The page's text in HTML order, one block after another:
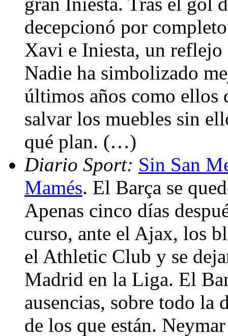
decepcionó por
Xavi e Iniesta, un reflejo
Nadie ha simbolizado
últimos años como ellos
salvar los muebles sin
qué plan. (…)
Diario Sport: Sin San
Mamés. El Barça se
Apenas cinco días
curso, ante el Ajax, los
el Athletic Club y se
Madrid en la Liga. El
ausencias, sobre todo la
de los que están.